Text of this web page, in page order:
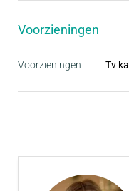
Voorzieningen
Voorzieningen
Tv